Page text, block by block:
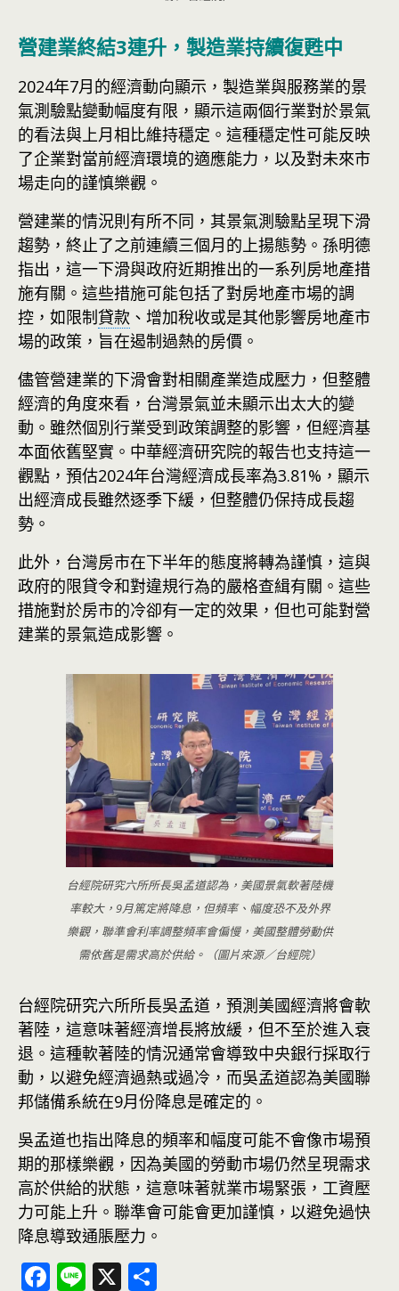
營建業終結3連升，製造業持續復甦中
2024年7月的經濟動向顯示，製造業與服務業的景
氣測驗點變動幅度有限，顯示這兩個行業對於景氣
的看法與上月相比維持穩定。這種穩定性可能反映
了企業對當前經濟環境的適應能力，以及對未來市
場走向的謹慎樂觀。
營建業的情況則有所不同，其景氣測驗點呈現下滑
趨勢，終止了之前連續三個月的上揚態勢。孫明德
指出，這一下滑與政府近期推出的一系列房地產措
施有關。這些措施可能包括了對房地產市場的調
控，如限制貸款 、增加稅收或是其他影響房地產市
場的政策，旨在遏制過熱的房價。
儘管營建業的下滑會對相關產業造成壓力，但整體
經濟的角度來看，台灣景氣並未顯示出太大的變
動。雖然個別行業受到政策調整的影響，但經濟基
本面依舊堅實。中華經濟研究院的報告也支持這一
觀點，預估2024年台灣經濟成長率為3.81%，顯示
出經濟成長雖然逐季下緩，但整體仍保持成長趨
勢。
此外，台灣房市在下半年的態度將轉為謹慎，這與
政府的限貸令和對違規行為的嚴格查緝有關。這些
措施對於房市的冷卻有一定的效果，但也可能對營
建業的景氣造成影響。
台經院研究六所所長吳孟道認為，美國景氣軟著陸機
率較大，9月篤定將降息，但頻率、幅度恐不及外界
樂觀，聯準會利率調整頻率會偏慢，美國整體勞動供
需依舊是需求高於供給。（圖片來源／台經院）
台經院研究六所所長吳孟道，預測美國經濟將會軟
著陸，這意味著經濟增長將放緩，但不至於進入衰
退。這種軟著陸的情況通常會導致中央銀行採取行
動，以避免經濟過熱或過冷，而吳孟道認為美國聯
邦儲備系統在9月份降息是確定的。
吳孟道也指出降息的頻率和幅度可能不會像市場預
期的那樣樂觀，因為美國的勞動市場仍然呈現需求
高於供給的狀態，這意味著就業市場緊張，工資壓
力可能上升。聯準會可能會更加謹慎，以避免過快
降息導致通脹壓力。
F Li X